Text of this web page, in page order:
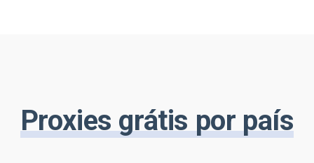
Proxies grátis por país